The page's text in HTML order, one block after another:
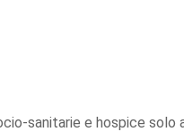
sanitarie e hospice